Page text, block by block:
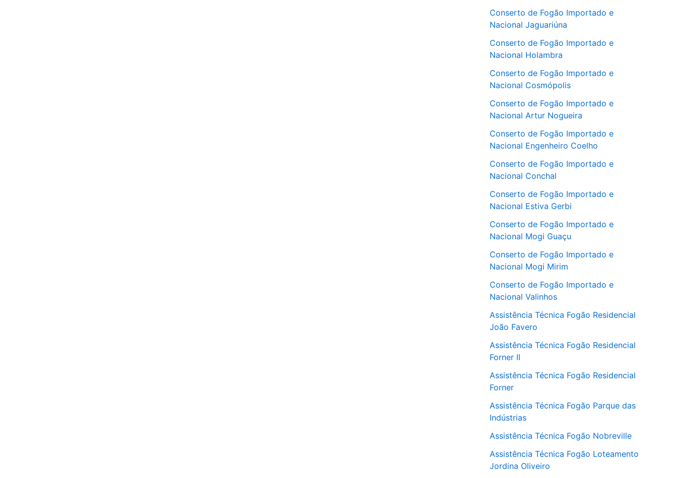
Conserto de Fogão Importado e
Nacional Jaguariúna
Conserto de Fogão Importado e
Nacional Holambra
Conserto de Fogão Importado e
Nacional Cosmópolis
Conserto de Fogão Importado e
Nacional Artur Nogueira
Conserto de Fogão Importado e
Nacional Engenheiro Coelho
Conserto de Fogão Importado e
Nacional Conchal
Conserto de Fogão Importado e
Nacional Estiva Gerbi
Conserto de Fogão Importado e
Nacional Mogi Guaçu
Conserto de Fogão Importado e
Nacional Mogi Mirim
Conserto de Fogão Importado e
Nacional Valinhos
Assistência Técnica Fogão Residencial
João Favero
Assistência Técnica Fogão Residencial
Forner II
Assistência Técnica Fogão Residencial
Forner
Assistência Técnica Fogão Parque das
Indústrias
Assistência Técnica Fogão Nobreville
Assistência Técnica Fogão Loteamento
Jordina Oliveiro